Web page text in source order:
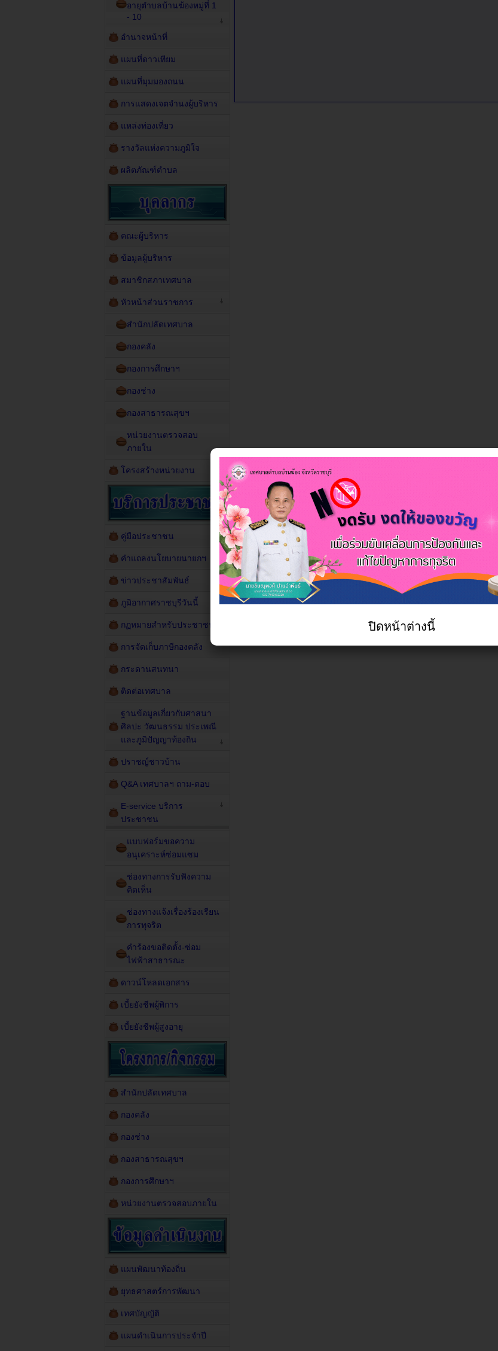
อายุตำบลบ้านฆ้องหมู่ที่ 1
- 10
อำนาจหน้าที่
แผนที่ดาวเทียม
แผนที่มุมมองถนน
การแสดงเจตจำนงผู้บริหาร
แหล่งท่องเที่ยว
รางวัลแห่งความภูมิใจ
ผลิตภัณฑ์ตำบล
คณะผู้บริหาร
ข้อมูลผู้บริหาร
สมาชิกสภาเทศบาล
หัวหน้าส่วนราชการ
สำนักปลัดเทศบาล
กองคลัง
กองการศึกษาฯ
กองช่าง
กองสาธารณสุขฯ
หน่วยงานตรวจสอบ
ภายใน
โครงสร้างหน่วยงาน
คู่มือประชาชน
คำแถลงนโยบายนายกฯ
ข่าวประชาสัมพันธ์
ภูมิอากาศราชบุรีวันนี้
กฏหมายสำหรับประชาชน
การจัดเก็บภาษีกองคลัง
กระดานสนทนา
ติดต่อเทศบาล
ฐานข้อมูลเกี่ยวกับศาสนา
ศิลปะ วัฒนธรรม ประเพณี
และภูมิปัญญาท้องถิน
ปราชญ์ชาวบ้าน
Q&A เทศบาลฯ ถาม-ตอบ
E-service บริการ
ประชาชน
แบบฟอร์มขอความ
อนุเคราะห์ซ่อมแซม
ช่องทางการรับฟังความ
คิดเห็น
ช่องทางแจ้งเรื่องร้องเรียน
การทุจริต
คำร้องขอติดตั้ง-ซ่อม
ไฟฟ้าสาธารณะ
ดาวน์โหลดเอกสาร
เบี้ยยังชีพผู้พิการ
เบี้ยยังชีพผู้สูงอายุ
สำนักปลัดเทศบาล
กองคลัง
กองช่าง
กองสาธารณสุขฯ
กองการศึกษาฯ
หน่วยงานตรวจสอบภายใน
แผนพัฒนาท้องถิ่น
ยุทธศาสตร์การพัฒนา
เทศบัญญัติ
แผนดำเนินการประจำปี
ปิดหน้าต่างนี้